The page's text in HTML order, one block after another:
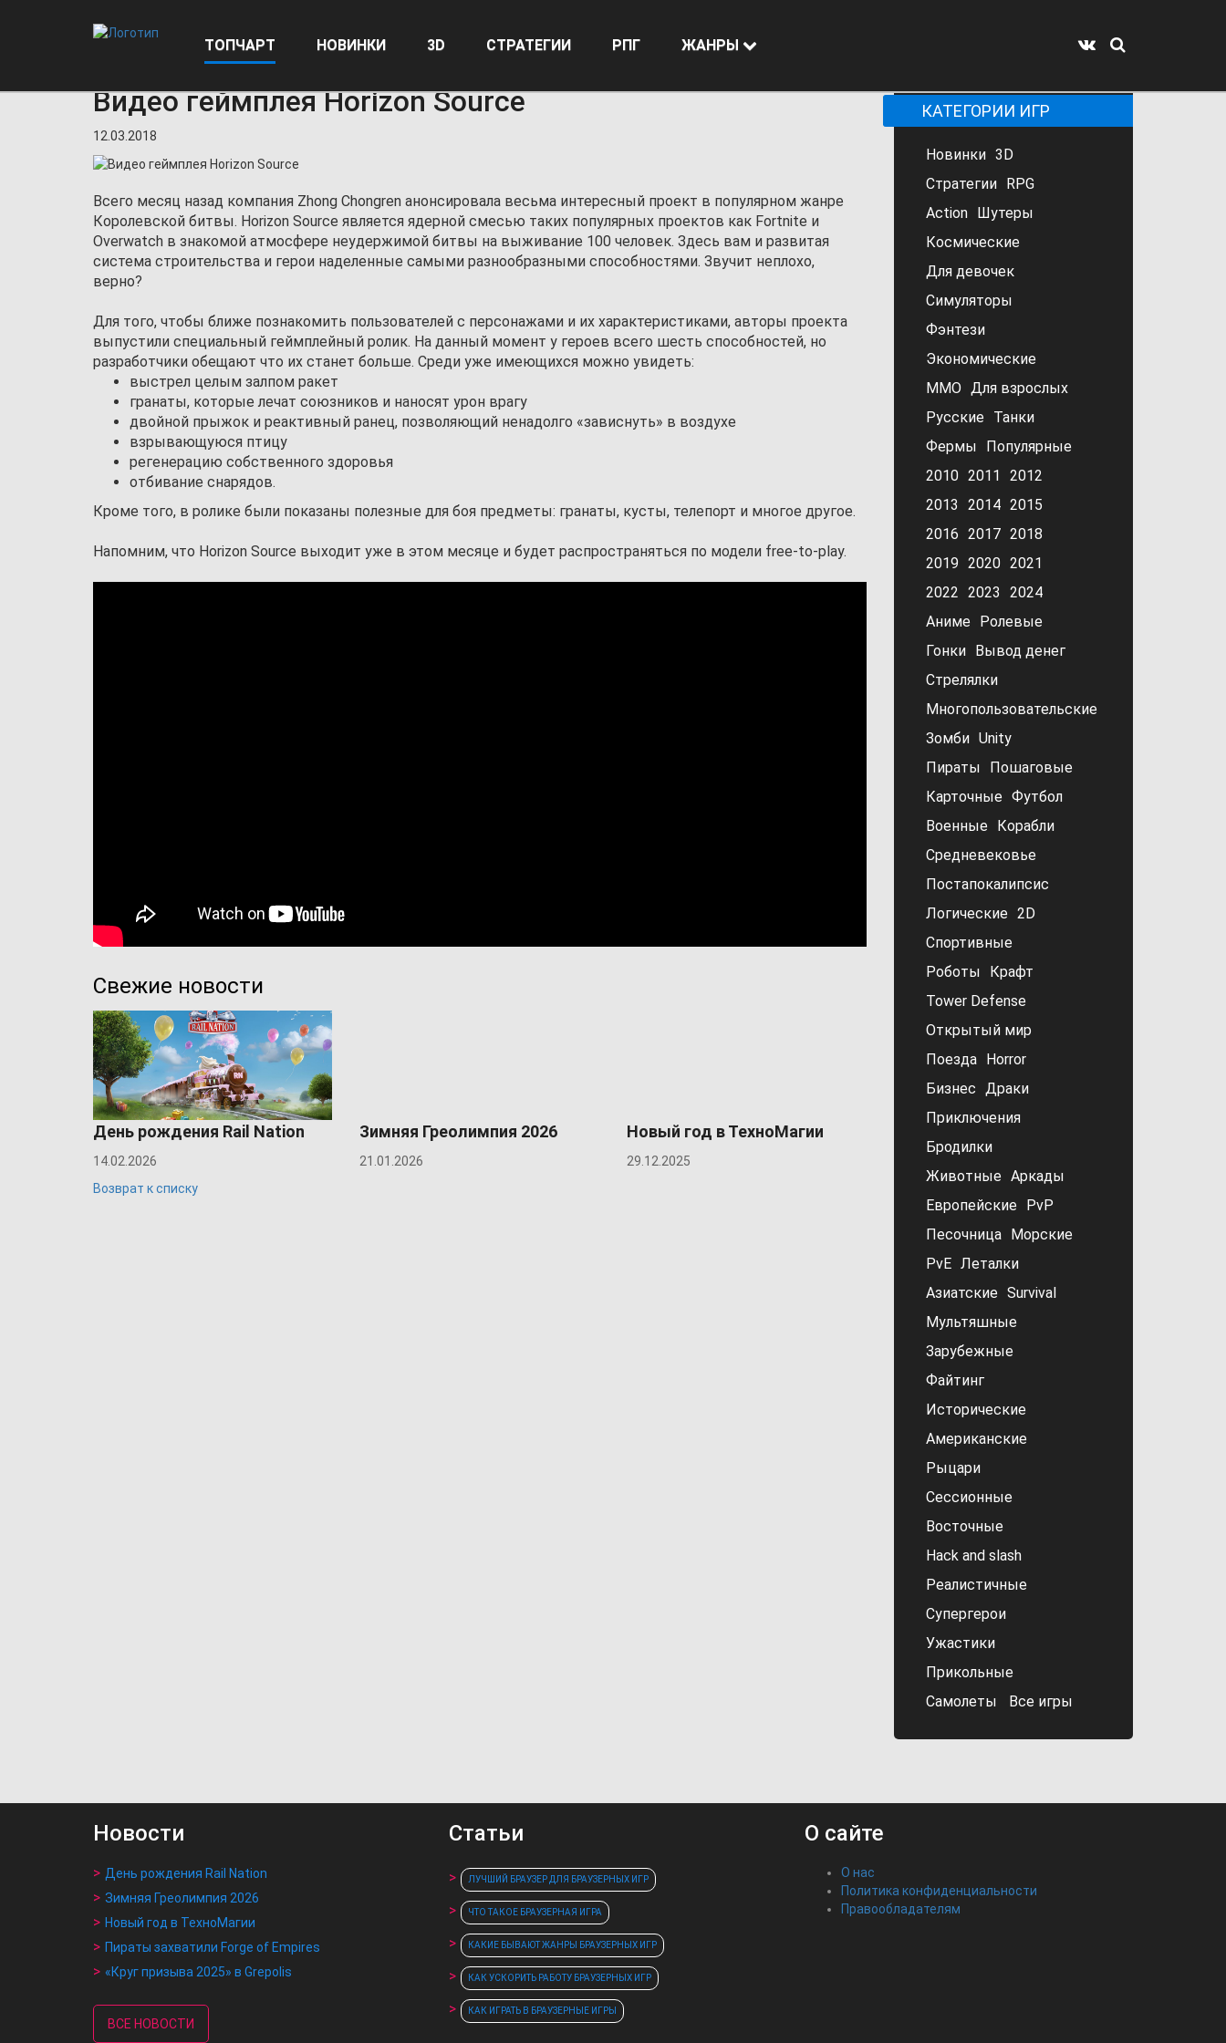
ТОПЧАРТ НОВИНКИ 3D СТРАТЕГИИ РПГ ЖАНРЫ
Видео геймплея Horizon Source
Видео геймплея Horizon Source
12.03.2018
Всего месяц назад компания Zhong Chongren анонсировала весьма интересный проект в популярном жанре
Королевской битвы. Horizon Source является ядерной смесью таких популярных проектов как Fortnite и
Overwatch в знакомой атмосфере неудержимой битвы на выживание 100 человек. Здесь вам и развитая
система строительства и герои наделенные самыми разнообразными способностями. Звучит неплохо,
верно?
Для того, чтобы ближе познакомить пользователей с персонажами и их характеристиками, авторы проекта
выпустили специальный геймплейный ролик. На данный момент у героев всего шесть способностей, но
разработчики обещают что их станет больше. Среди уже имеющихся можно увидеть:
выстрел целым залпом ракет
гранаты, которые лечат союзников и наносят урон врагу
двойной прыжок и реактивный ранец, позволяющий ненадолго «зависнуть» в воздухе
взрывающуюся птицу
регенерацию собственного здоровья
отбивание снарядов.
Кроме того, в ролике были показаны полезные для боя предметы: гранаты, кусты, телепорт и многое другое.
Напомним, что Horizon Source выходит уже в этом месяце и будет распространяться по модели free-to-play.
Свежие новости
День рождения Rail Nation
14.02.2026
Зимняя Греолимпия 2026
21.01.2026
Новый год в ТехноМагии
29.12.2025
Возврат к списку
КАТЕГОРИИ ИГР
Новинки 3D
Стратегии
RPG
Action
Шутеры
Космические
Для девочек
Симуляторы
Фэнтези
Экономические
MMO Для взрослых
Русские
Танки
Фермы
Популярные
2010 2011
2012
2013
2014 2015
2016 2017 2018
2019 2020 2021
2022 2023
2024
Аниме
Ролевые
Гонки
Вывод денег
Стрелялки
Многопользовательские
Зомби Unity
Пираты
Пошаговые
Карточные Футбол
Военные
Корабли
Средневековье
Постапокалипсис
Логические 2D
Спортивные
Роботы
Крафт
Tower Defense
Открытый мир
Поезда
Horror
Бизнес Драки
Приключения
Бродилки
Животные Аркады
Европейские
PvP
Песочница
Морские
PvE Леталки
Азиатские Survival
Мультяшные
Зарубежные
Файтинг
Исторические
Американские
Рыцари
Сессионные
Восточные
Hack and slash
Реалистичные
Супергерои
Ужастики
Прикольные
Самолеты
Все игры
Новости
День рождения Rail Nation
Зимняя Греолимпия 2026
Новый год в ТехноМагии
Пираты захватили Forge of Empires
«Круг призыва 2025» в Grepolis
ВСЕ НОВОСТИ
Статьи
ЛУЧШИЙ БРАУЗЕР ДЛЯ БРАУЗЕРНЫХ ИГР
ЧТО ТАКОЕ БРАУЗЕРНАЯ ИГРА
КАКИЕ БЫВАЮТ ЖАНРЫ БРАУЗЕРНЫХ ИГР
КАК УСКОРИТЬ РАБОТУ БРАУЗЕРНЫХ ИГР
КАК ИГРАТЬ В БРАУЗЕРНЫЕ ИГРЫ
О сайте
О нас
Политика конфиденциальности
Правообладателям